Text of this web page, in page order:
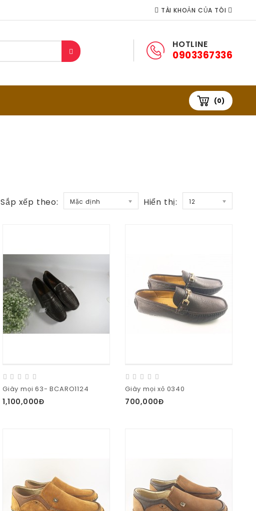
TÀI KHOẢN CỦA TÔI
HOTLINE
0903367336
(0)
Sắp xếp theo: Mặc định Hiển thị: 12
Giày mọi 63- BCARO1124
1,100,000Đ
Giày mọi xỏ 0340
700,000Đ